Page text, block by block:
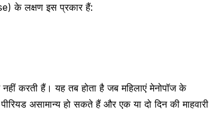
के लक्षण इस प्रकार हैं:
करती हैं। यह तब होता है जब महिलाएंमेनोपॉज के
असामान्य हो सकते हैं और एक या दो दिन की माहवारी